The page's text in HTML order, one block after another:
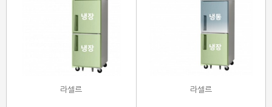
라셀르 라셀르